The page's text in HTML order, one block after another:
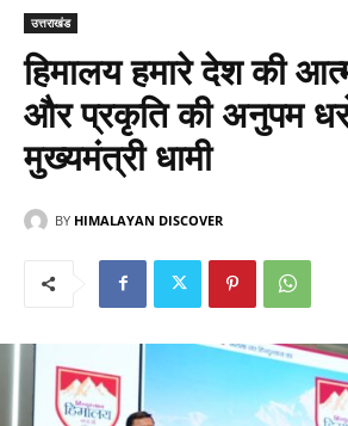
उत्तराखंड
हिमालय हमारे देश की
और प्रकृति की अनुपम
मुख्यमंत्री धामी
BY HIMALAYAN DISCOVER